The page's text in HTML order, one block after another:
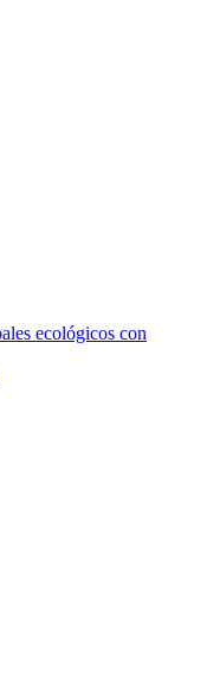
ecológicos con